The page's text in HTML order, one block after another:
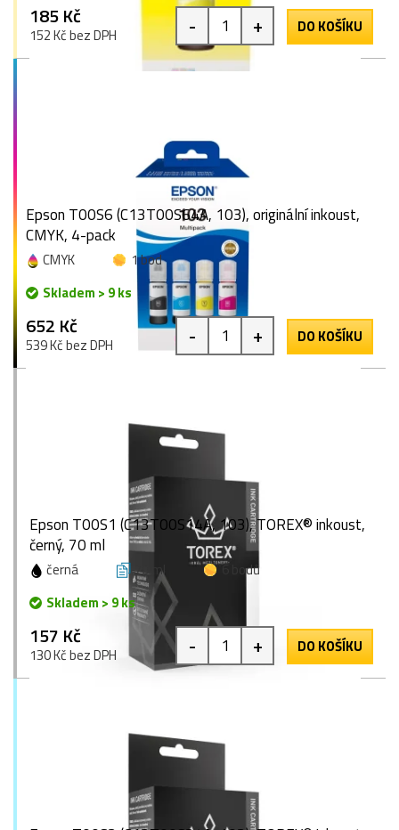
185 Kč
152 Kč bez DPH - + DO KOŠÍKU
Epson T00S6 (C13T00S64A, 103), originální inkoust,
CMYK, 4-pack
CMYK
1 bod
Skladem > 9 ks
652 Kč
539 Kč bez DPH - + DO KOŠÍKU
Epson T00S1 (C13T00S14A, 103), TOREX® inkoust,
černý, 70 ml
černá 70 ml
6 bodů
Skladem > 9 ks
157 Kč
130 Kč bez DPH - + DO KOŠÍKU